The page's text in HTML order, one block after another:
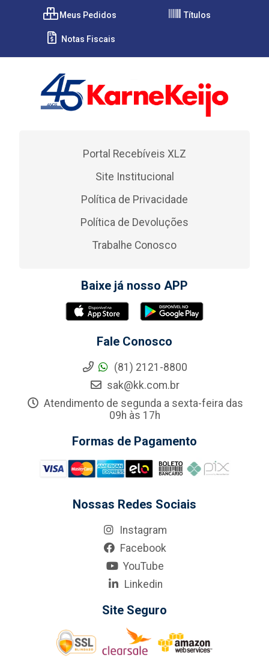
Meus Pedidos Títulos
Notas Fiscais
Portal Recebíveis XLZ
Site Institucional
Política de Privacidade
Política de Devoluções
Trabalhe Conosco
Baixe já nosso APP
Fale Conosco
(81) 2121-8800
sak@kk.com.br
Atendimento de segunda a sexta-feira das
09h às 17h
Formas de Pagamento
Nossas Redes Sociais
Instagram
Facebook
YouTube
Linkedin
Site Seguro